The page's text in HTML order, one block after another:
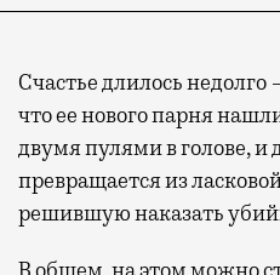
Счастье длилось
что ее нового парня
двумя пулями в голове, и
превращается из
решившую наказать